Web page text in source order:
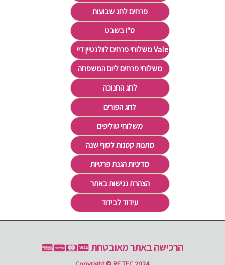
פרחים לחג שבועות
ט"ו בשבט
משלוחי פרחים לוולנטיין דיי Valentine's Day
משלוחי פרחים ליום המשפחה
לחג החנוכה
לחג הפורים
משלוחי טוליפים
מתנות קטנות לסוף שנה
מדיניות הגנת פרטיות
הצהרת נגישות באתר
עידוד לבידוד
הרכישה באתר מאובטחת